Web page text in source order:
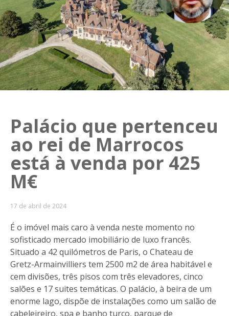
Palácio que pertenceu
ao rei de Marrocos
está à venda por 425
M€
17 de abril de 2024
É o imóvel mais caro à venda neste momento no
sofisticado mercado imobiliário de luxo francês.
Situado a 42 quilómetros de Paris, o Chateau de
Gretz-Armainvilliers tem 2500 m2 de área habitável e
cem divisões, três pisos com três elevadores, cinco
salões e 17 suites temáticas. O palácio, à beira de um
enorme lago, dispõe de instalações como um salão de
cabeleireiro, spa e banho turco, parque de